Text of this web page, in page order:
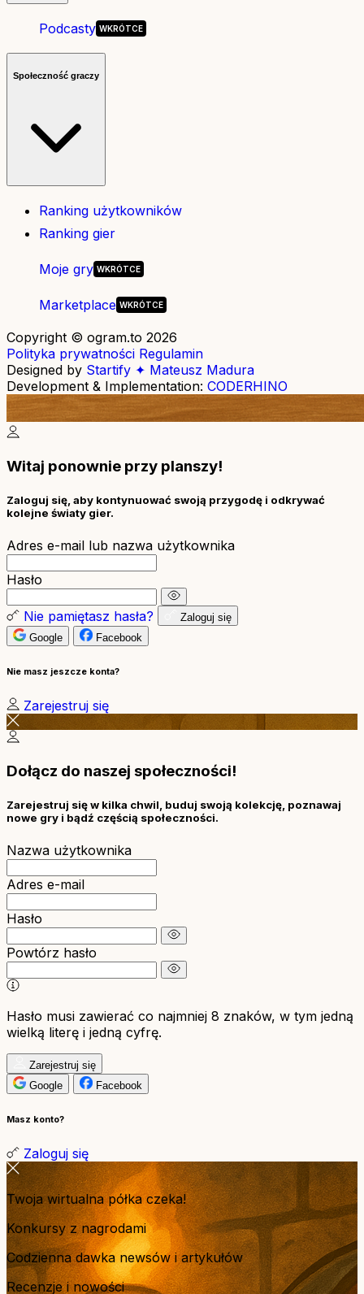
Podcasty
Społeczność graczy
Ranking użytkowników
Ranking gier
Moje gry
Marketplace
Copyright © ogram.to 2026
Polityka prywatności Regulamin
Designed by Startify ✦ Mateusz Madura
Development & Implementation: CODERHINO
Witaj ponownie przy planszy!
Zaloguj się, aby kontynuować swoją przygodę i odkrywać
kolejne światy gier.
Adres e-mail lub nazwa użytkownika
Hasło
Nie pamiętasz hasła?
Zaloguj się
Google
Facebook
Nie masz jeszcze konta?
Zarejestruj się
Dołącz do naszej społeczności!
Zarejestruj się w kilka chwil, buduj swoją kolekcję, poznawaj
nowe gry i bądź częścią społeczności.
Nazwa użytkownika
Adres e-mail
Hasło
Powtórz hasło
Hasło musi zawierać co najmniej 8 znaków, w tym jedną
wielką literę i jedną cyfrę.
Zarejestruj się
Google
Facebook
Masz konto?
Zaloguj się
Twoja wirtualna półka czeka!
Konkursy z nagrodami
Codzienna dawka newsów i artykułów
Recenzje i nowości